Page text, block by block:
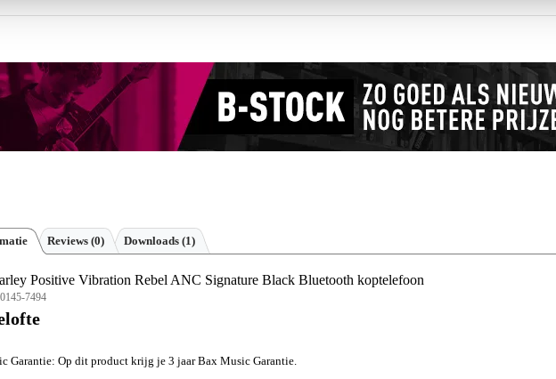
Reviews (0) Downloads (1)
Positive Vibration Rebel ANC Signature Black Bluetooth koptelefoon
7494
Garantie: Op dit product krijg je 3 jaar Bax Music Garantie.